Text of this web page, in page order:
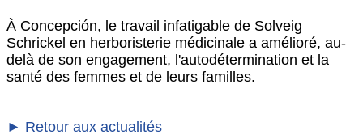
À Concepción, le travail infatigable de Solveig
Schrickel en herboristerie médicinale a amélioré, au-
delà de son engagement, l'autodétermination et la
santé des femmes et de leurs familles.
► Retour aux actualités